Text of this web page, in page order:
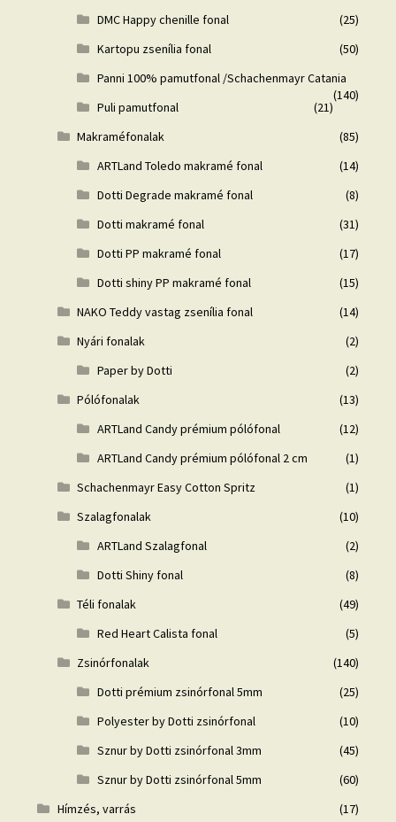
DMC Happy chenille fonal
(25)
Kartopu zsenília fonal
(50)
Panni 100% pamutfonal /Schachenmayr Catania
(140)
Puli pamutfonal
(21)
Makraméfonalak
(85)
ARTLand Toledo makramé fonal
(14)
Dotti Degrade makramé fonal
(8)
Dotti makramé fonal
(31)
Dotti PP makramé fonal
(17)
Dotti shiny PP makramé fonal
(15)
NAKO Teddy vastag zsenília fonal
(14)
Nyári fonalak
(2)
Paper by Dotti
(2)
Pólófonalak
(13)
ARTLand Candy prémium pólófonal
(12)
ARTLand Candy prémium pólófonal 2 cm
(1)
Schachenmayr Easy Cotton Spritz
(1)
Szalagfonalak
(10)
ARTLand Szalagfonal
(2)
Dotti Shiny fonal
(8)
Téli fonalak
(49)
Red Heart Calista fonal
(5)
Zsinórfonalak
(140)
Dotti prémium zsinórfonal 5mm
(25)
Polyester by Dotti zsinórfonal
(10)
Sznur by Dotti zsinórfonal 3mm
(45)
Sznur by Dotti zsinórfonal 5mm
(60)
Hímzés, varrás
(17)